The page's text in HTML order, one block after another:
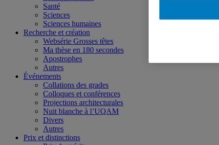
Santé
Sciences
Sciences humaines
Recherche et création
Websérie Grosses têtes
Ma thèse en 180 secondes
Apostrophes
Autres
Événements
Collations des grades
Colloques et conférences
Projections architecturales
Nuit blanche à l’UQAM
Divers
Autres
Prix et distinctions